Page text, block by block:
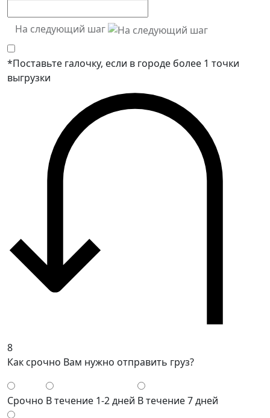
На следующий шаг
*Поставьте галочку, если в городе более 1 точки
выгрузки
8
Как срочно Вам нужно отправить груз?
Срочно В течение 1-2 дней В течение 7 дней